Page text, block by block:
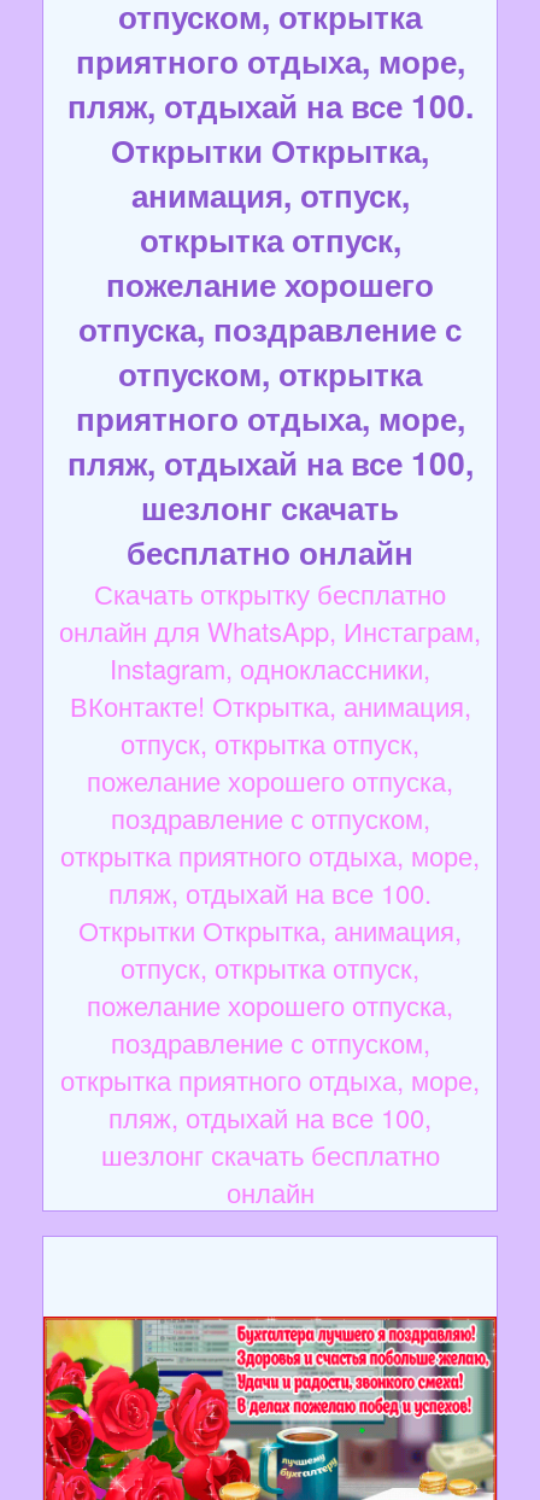
отпуском, открытка
приятного отдыха, море,
пляж, отдыхай на все 100.
Открытки Открытка,
анимация, отпуск,
открытка отпуск,
пожелание хорошего
отпуска, поздравление с
отпуском, открытка
приятного отдыха, море,
пляж, отдыхай на все 100,
шезлонг скачать
бесплатно онлайн
Скачать открытку бесплатно
онлайн для WhatsApp, Инстаграм,
Instagram, одноклассники,
ВКонтакте! Открытка, анимация,
отпуск, открытка отпуск,
пожелание хорошего отпуска,
поздравление с отпуском,
открытка приятного отдыха, море,
пляж, отдыхай на все 100.
Открытки Открытка, анимация,
отпуск, открытка отпуск,
пожелание хорошего отпуска,
поздравление с отпуском,
открытка приятного отдыха, море,
пляж, отдыхай на все 100,
шезлонг скачать бесплатно
онлайн